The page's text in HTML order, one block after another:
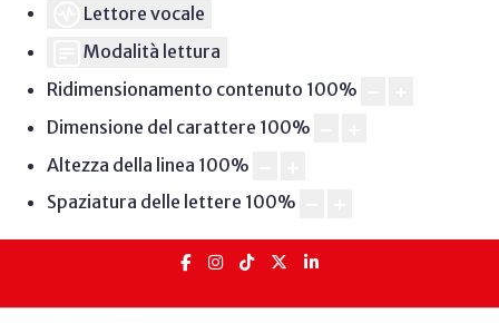
Lettore vocale
Modalità lettura
Ridimensionamento contenuto 100%
Dimensione del carattere 100%
Altezza della linea 100%
Spaziatura delle lettere 100%